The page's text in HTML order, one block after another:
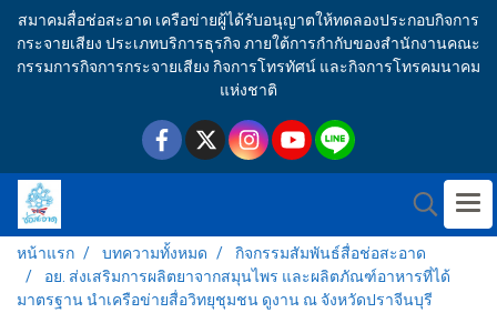
สมาคมสื่อช่อสะอาด เครือข่ายผู้ได้รับอนุญาตให้ทดลองประกอบกิจการ
กระจายเสียง ประเภทบริการธุรกิจ ภายใต้การกำกับของสำนักงานคณะ
กรรมการกิจการกระจายเสียง กิจการโทรทัศน์ และกิจการโทรคมนาคม
แห่งชาติ
หน้าแรก บทความทั้งหมด
กิจกรรมสัมพันธ์สื่อช่อสะอาด
อย. ส่งเสริมการผลิตยาจากสมุนไพร และผลิตภัณฑ์อาหารที่ได้
มาตรฐาน นำเครือข่ายสื่อวิทยุชุมชน ดูงาน ณ จังหวัดปราจีนบุรี